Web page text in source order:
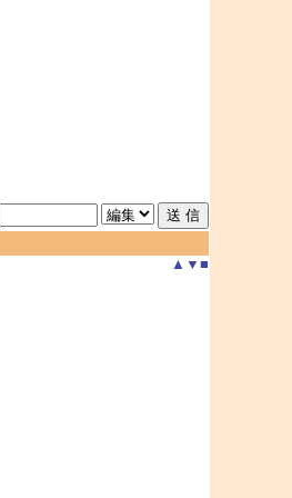
▲ ▼ ■